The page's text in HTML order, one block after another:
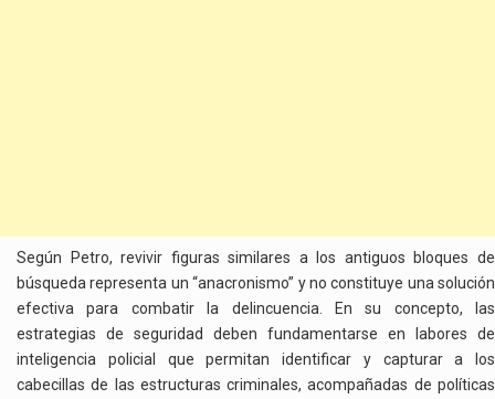
Según Petro, revivir figuras similares a los antiguos bloques de
búsqueda representa un “anacronismo” y no constituye una solución
efectiva para combatir la delincuencia. En su concepto, las
estrategias de seguridad deben fundamentarse en labores de
inteligencia policial que permitan identificar y capturar a los
cabecillas de las estructuras criminales, acompañadas de políticas